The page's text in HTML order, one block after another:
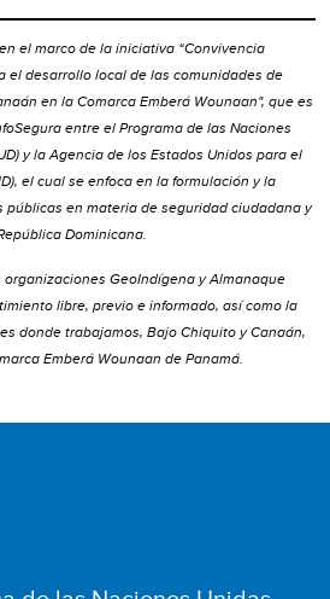
el marco de la iniciativa “Convivencia
el desarrollo local de las comunidades de
en la Comarca Emberá Wounaan", que es
entre el Programa de las Naciones
y la Agencia de los Estados Unidos para el
el cual se enfoca en la formulación y la
en materia de seguridad ciudadana y
Dominicana.
GeoIndígena y Almanaque
libre, previo e informado, así como la
donde trabajamos, Bajo Chiquito y Canaán,
Emberá Wounaan de Panamá.